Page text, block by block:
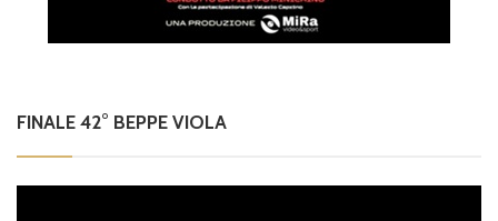
FINALE 42° BEPPE VIOLA